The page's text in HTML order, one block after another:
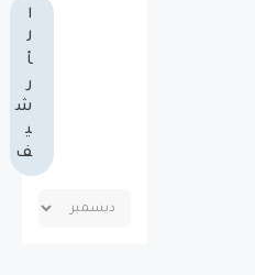
ا
ل
أ
ر
ش
ي
ف